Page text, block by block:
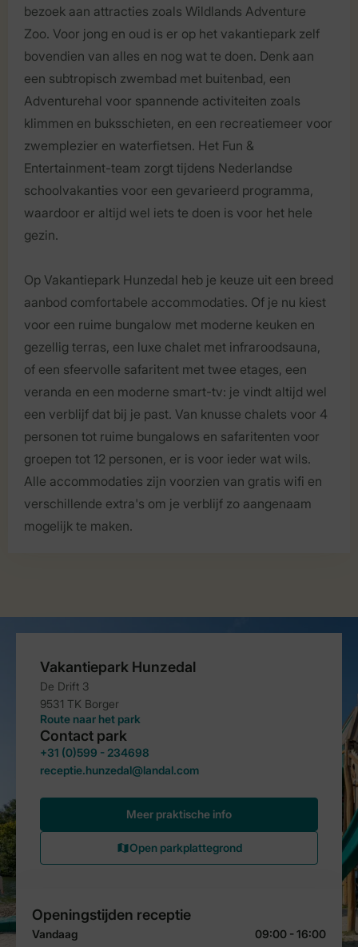
bezoek aan attracties zoals Wildlands Adventure
Zoo. Voor jong en oud is er op het vakantiepark zelf
bovendien van alles en nog wat te doen. Denk aan
een subtropisch zwembad met buitenbad, een
Adventurehal voor spannende activiteiten zoals
klimmen en buksschieten, en een recreatiemeer voor
zwemplezier en waterfietsen. Het Fun &
Entertainment-team zorgt tijdens Nederlandse
schoolvakanties voor een gevarieerd programma,
waardoor er altijd wel iets te doen is voor het hele
gezin.
Op Vakantiepark Hunzedal heb je keuze uit een breed
aanbod comfortabele accommodaties. Of je nu kiest
voor een ruime bungalow met moderne keuken en
gezellig terras, een luxe chalet met infraroodsauna,
of een sfeervolle safaritent met twee etages, een
veranda en een moderne smart-tv: je vindt altijd wel
een verblijf dat bij je past. Van knusse chalets voor 4
personen tot ruime bungalows en safaritenten voor
groepen tot 12 personen, er is voor ieder wat wils.
Alle accommodaties zijn voorzien van gratis wifi en
verschillende extra's om je verblijf zo aangenaam
mogelijk te maken.